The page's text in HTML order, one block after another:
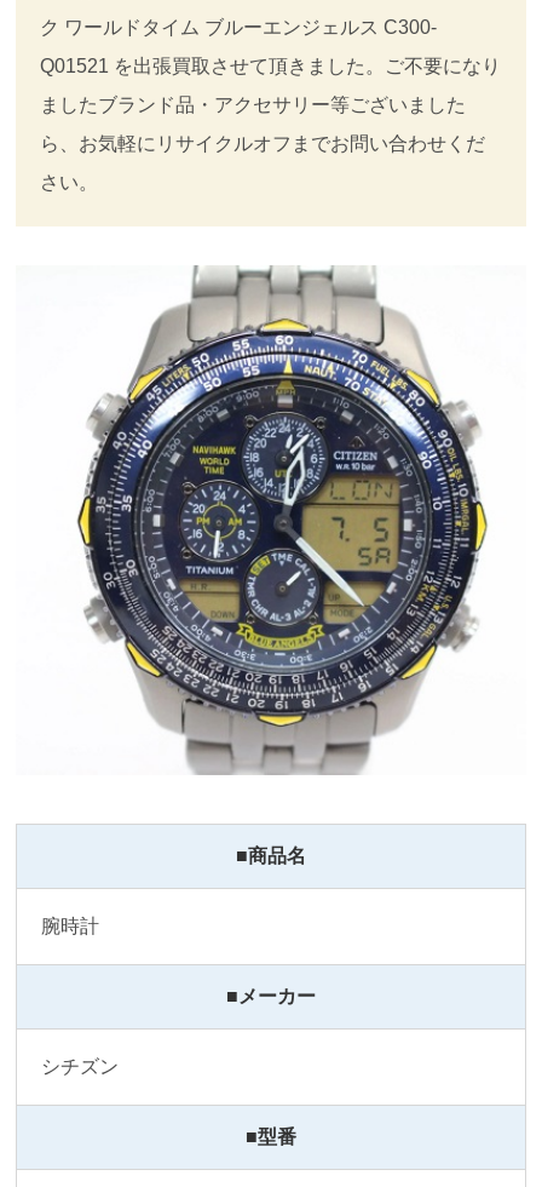
ク ワールドタイム ブルーエンジェルス C300-
Q01521 を出張買取させて頂きました。ご不要になり
ましたブランド品・アクセサリー等ございました
ら、お気軽にリサイクルオフまでお問い合わせくだ
さい。
■商品名
腕時計
■メーカー
シチズン
■型番